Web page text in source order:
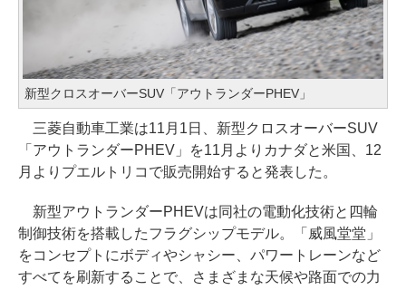
新型クロスオーバーSUV「アウトランダーPHEV」
三菱自動車工業は11月1日、新型クロスオーバーSUV
「アウトランダーPHEV」を11月よりカナダと米国、12
月よりプエルトリコで販売開始すると発表した。
新型アウトランダーPHEVは同社の電動化技術と四輪
制御技術を搭載したフラグシップモデル。「威風堂堂」
をコンセプトにボディやシャシー、パワートレーンなど
すべてを刷新することで、さまざまな天候や路面での力